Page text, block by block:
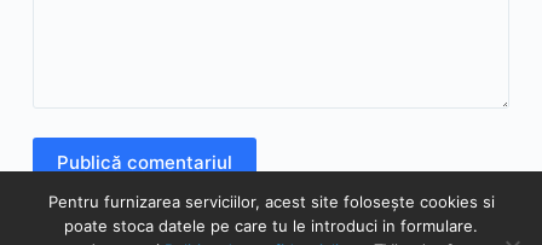
Publică comentariul
Pentru furnizarea serviciilor, acest site folosește cookies si
poate stoca datele pe care tu le introduci in formulare.